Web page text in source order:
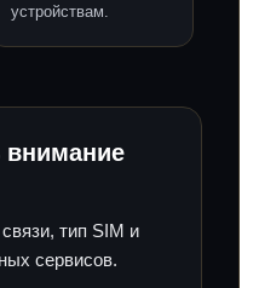
устройствам.
внимание
тип SIM и
сервисов.